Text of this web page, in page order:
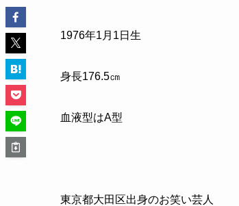
1976年1月1日生
身長176.5㎝
血液型はA型
東京都大田区出身のお笑い芸人